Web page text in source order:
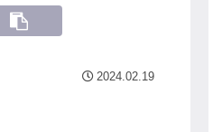
2024.02.19